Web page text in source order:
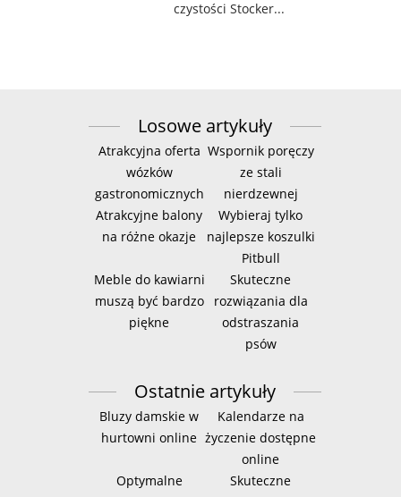
czystości Stocker...
Losowe artykuły
Atrakcyjna oferta
wózków
gastronomicznych
Wspornik poręczy
ze stali
nierdzewnej
Atrakcyjne balony
na różne okazje
Wybieraj tylko
najlepsze koszulki
Pitbull
Meble do kawiarni
muszą być bardzo
piękne
Skuteczne
rozwiązania dla
odstraszania
psów
Ostatnie artykuły
Bluzy damskie w
hurtowni online
Kalendarze na
życzenie dostępne
online
Optymalne
Skuteczne